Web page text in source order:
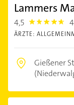
Lammers
4,5 4.5
ÄRZTE:
Gießener